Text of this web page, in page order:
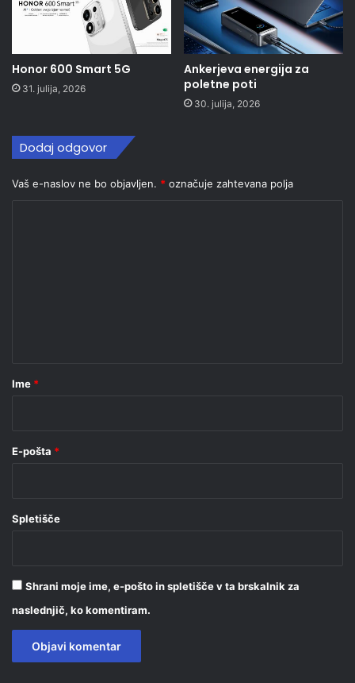
Honor 600 Smart 5G
31. julija, 2026
Ankerjeva energija za
poletne poti
30. julija, 2026
Dodaj odgovor
Vaš e-naslov ne bo objavljen. * označuje zahtevana polja
r
Ime *
E-pošta *
Spletišče
Shrani moje ime, e-pošto in spletišče v ta brskalnik za
naslednjič, ko komentiram.